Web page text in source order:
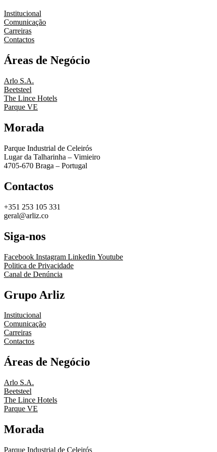
Institucional
Comunicação
Carreiras
Contactos
Áreas de Negócio
Arlo S.A.
Beetsteel
The Lince Hotels
Parque VE
Morada
Parque Industrial de Celeirós
Lugar da Talharinha – Vimieiro
4705-670 Braga – Portugal
Contactos
+351 253 105 331
geral@arliz.co
Siga-nos
Facebook Instagram Linkedin Youtube
Politica de Privacidade
Canal de Denúncia
Grupo Arliz
Institucional
Comunicação
Carreiras
Contactos
Áreas de Negócio
Arlo S.A.
Beetsteel
The Lince Hotels
Parque VE
Morada
Parque Industrial de Celeirós